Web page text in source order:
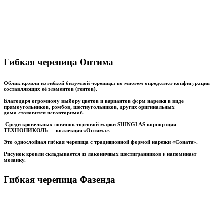
Гибкая черепица Оптима
Облик кровли из гибкой битумной черепицы во многом определяет конфигурация
составляющих её элементов (гонтов).
Благодаря огромному выбору цветов и вариантов форм нарезки в виде
прямоугольников, ромбов, шестиугольников, других оригинальных
дома становится неповторимой.
Среди кровельных новинок торговой марки SHINGLAS корпорации
ТЕХНОНИКОЛЬ — коллекция «Оптима».
Это однослойная гибкая черепица с традиционной формой нарезки «Соната».
Рисунок кровли складывается из лаконичных шестигранников и напоминает
мозаику.
Гибкая черепица Фазенда